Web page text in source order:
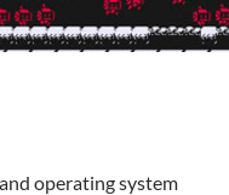
operating system